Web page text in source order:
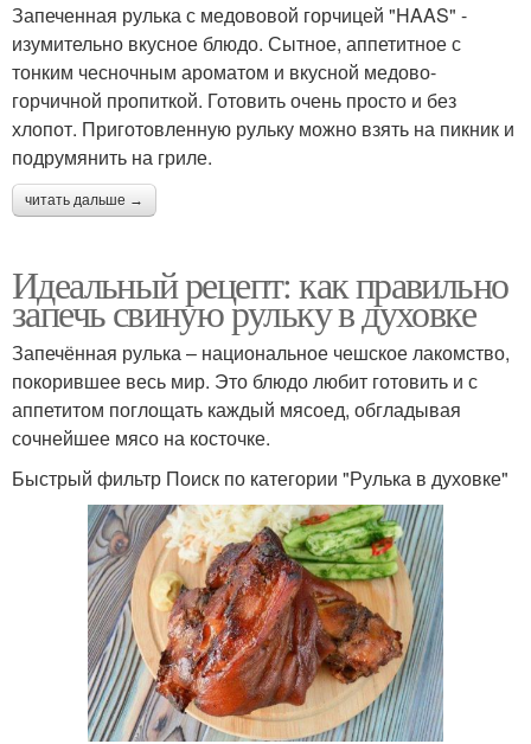
Запеченная рулька с медововой горчицей "HAAS" -
изумительно вкусное блюдо. Сытное, аппетитное с
тонким чесночным ароматом и вкусной медово-
горчичной пропиткой. Готовить очень просто и без
хлопот. Приготовленную рульку можно взять на пикник и
подрумянить на гриле.
читать дальше →
Идеальный рецепт: как правильно
запечь свиную рульку в духовке
Запечённая рулька – национальное чешское лакомство,
покорившее весь мир. Это блюдо любит готовить и с
аппетитом поглощать каждый мясоед, обгладывая
сочнейшее мясо на косточке.
Быстрый фильтр Поиск по категории "Рулька в духовке"